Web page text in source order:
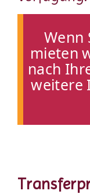
Wenn
mieten
nach
weitere